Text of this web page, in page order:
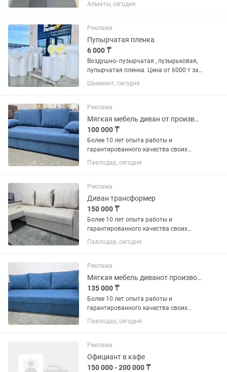
2.30Ghz | Память: ОЗУ/8 ГБ, SSD/128
Экран: 15.6...
Алматы, сегодня
Реклама
Пупырчатая пленка
6 000 ₸
Воздушно- пузырчатая , пузырьковая,
пупырчатая пленка. Цена от 6000 т за
рулон, ширина , длина, плотность
перечислением и за наличный...
Шымкент, сегодня
Реклама
Мягкая мебель диван от производителя без лишних наценок
100 000 ₸
Более 10 лет опыта работы и
гарантированного качества своих
изделий! Будем рады украсить ваш
дом качественной и комфортной
от производителя без лишней наценки!
В...
Павлодар, сегодня
Реклама
Диван трансформер
150 000 ₸
Более 10 лет опыта работы и
гарантированного качества своих
изделий! Будем рады украсить ваш
дом качественной и комфортной
еврокнижка В наличии в выставочном
зале по...
Павлодар, сегодня
Реклама
Мягкая мебель диванот производителя без лишних наценок !
135 000 ₸
Более 10 лет опыта работы и
гарантированного качества своих
изделий! Будем рады украсить ваш
дом качественной и комфортной
В наличии в выставочном зале по...
Павлодар, сегодня
Реклама
Официант в кафе
150 000 - 200 000 ₸